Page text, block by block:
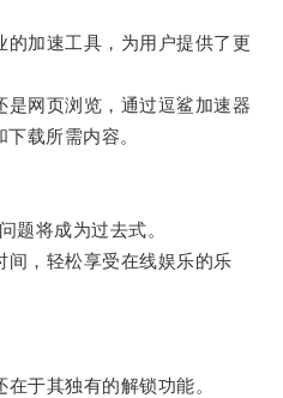
加速工具，为用户提供了更
网页浏览，通过逗鲨加速器
载所需内容。
将成为过去式。
，轻松享受在线娱乐的乐
于其独有的解锁功能。